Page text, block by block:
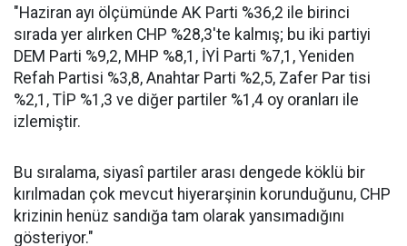
"Haziran ayı ölçümünde AK Parti %36,2 ile birinci
sırada yer alırken CHP %28,3'te kalmış; bu iki partiyi
DEM Parti %9,2, MHP %8,1, İYİ Parti %7,1, Yeniden
Refah Partisi %3,8, Anahtar Parti %2,5, Zafer Par tisi
%2,1, TİP %1,3 ve diğer partiler %1,4 oy oranları ile
izlemiştir.
Bu sıralama, siyasî partiler arası dengede köklü bir
kırılmadan çok mevcut hiyerarşinin korunduğunu, CHP
krizinin henüz sandığa tam olarak yansımadığını
gösteriyor."